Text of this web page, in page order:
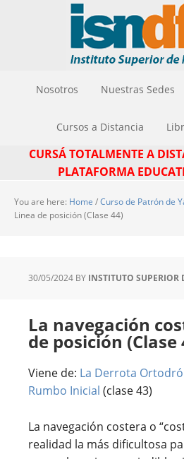
Nosotros Nuestras Sedes
Cursos a Distancia
CURSÁ TOTALMENTE A
PLATAFORMA
You are here: Home /Curso de Patrón de
Linea de posición (Clase 44)
30/05/2024 BY INSTITUTO SUPERIOR
La navegación
de posición (Clase
Viene de: La Derrota
Rumbo Inicial (clase 43)
La navegación costera o
realidad la más dificultosa